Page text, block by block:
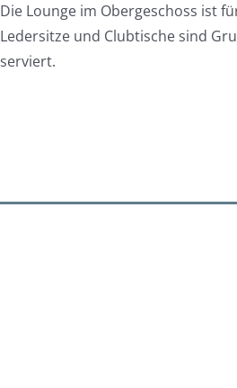
Die Lounge im Obergeschoss ist
Ledersitze und Clubtische sind
serviert.